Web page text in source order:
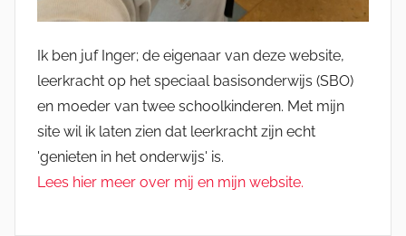
Ik ben juf Inger; de eigenaar van deze website,
leerkracht op het speciaal basisonderwijs (SBO)
en moeder van twee schoolkinderen. Met mijn
site wil ik laten zien dat leerkracht zijn echt
'genieten in het onderwijs' is.
Lees hier meer over mij en mijn website.